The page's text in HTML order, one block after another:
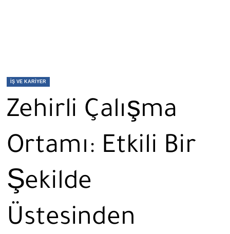
İŞ VE KARIYER
Zehirli Çalışma
Ortamı: Etkili Bir
Şekilde
Üstesinden